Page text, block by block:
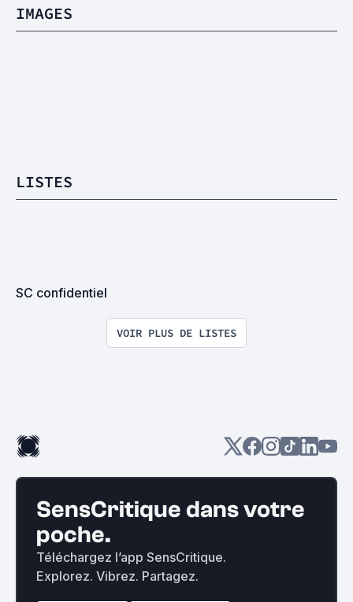
IMAGES
LISTES
SC confidentiel
VOIR PLUS DE LISTES
SensCritique dans votre
poche.
Téléchargez l’app SensCritique.
Explorez. Vibrez. Partagez.